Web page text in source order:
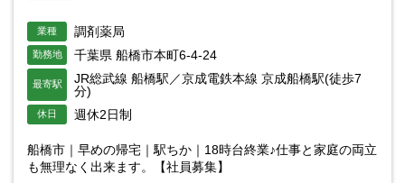
業種 調剤薬局
勤務地 千葉県 船橋市本町6-4-24
最寄駅
JR総武線 船橋駅／京成電鉄本線 京成船橋駅(徒歩7
分)
休日 週休2日制
船橋市｜早めの帰宅｜駅ちか｜18時台終業♪仕事と家庭の両立
も無理なく出来ます。【社員募集】